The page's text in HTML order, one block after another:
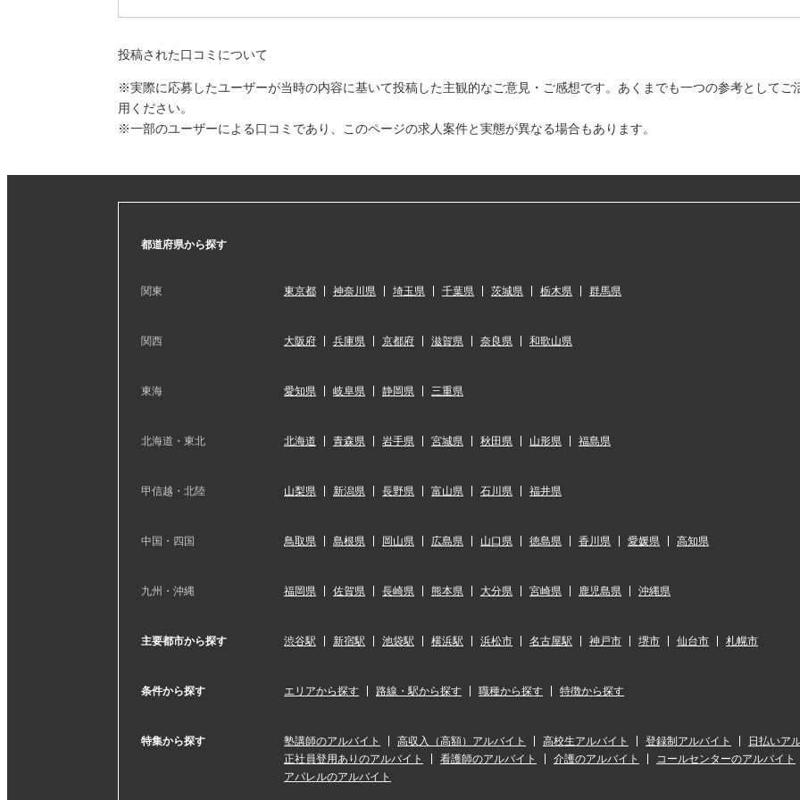
投稿された口コミについて
※実際に応募したユーザーが当時の内容に基いて投稿した主観的なご意見・ご感想です。あくまでも一つの参考としてご
用ください。
※一部のユーザーによる口コミであり、このページの求人案件と実態が異なる場合もあります。
都道府県から探す
関東 東京都 神奈川県 埼玉県 千葉県 茨城県 栃木県 群馬県
関西 大阪府 兵庫県 京都府 滋賀県 奈良県 和歌山県
東海 愛知県 岐阜県 静岡県 三重県
北海道・東北 北海道 青森県 岩手県 宮城県 秋田県 山形県 福島県
甲信越・北陸 山梨県 新潟県 長野県 富山県 石川県 福井県
中国・四国 鳥取県 島根県 岡山県 広島県 山口県 徳島県 香川県 愛媛県 高知県
九州・沖縄 福岡県 佐賀県 長崎県 熊本県 大分県 宮崎県 鹿児島県 沖縄県
主要都市から探す 渋谷駅 新宿駅 池袋駅 横浜駅 浜松市 名古屋駅 神戸市 堺市 仙台市 札幌市
条件から探す エリアから探す 路線・駅から探す 職種から探す 特徴から探す
特集から探す 塾講師のアルバイト 高収入（高額）アルバイト 高校生アルバイト 登録制アルバイト
日払いア
正社員登用ありのアルバイト
看護師のアルバイト 介護のアルバイト
コールセンターのアルバイト
アパレルのアルバイト